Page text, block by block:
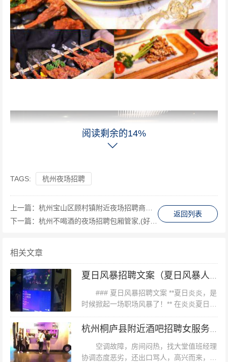
满意，隔音不错，歌曲很多，想唱的都能找到。就是这
样，唱歌的地方，普普通通杭州小费高的夜总会招聘酒水
促销员,小费能给多少? 便宜…32元…整整唱了6小时…还
送了水和小吃…确实划算…满意很好自助好，就是在厕所
边上不太好
阅读剩余的14%
TAGS: 杭州夜场招聘
返回列表
上一篇： 杭州宝山区顾村镇附近夜场招聘商务礼仪,加班双倍工资吗？
下一篇： 杭州不喝酒的夜场招聘包厢管家,(好上班的不挑人)
相关文章
### 夏日风暴招聘文案 **夏日炎炎，是
时候掀起一场职场风暴了！** 在炎炎夏日，
当阳光炙烤着大地，你是否渴望一场突如其
来的风暴，为你带来意想不到的机遇和挑
空调故障，房间闷热，找大堂值班经理
协调态度恶劣，还出口骂人，高兴而来，败